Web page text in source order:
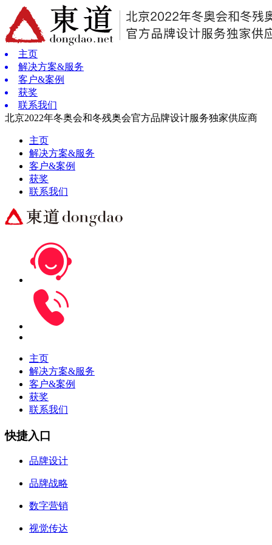
主页
解决方案&服务
客户&案例
获奖
联系我们
北京2022年冬奥会和冬残奥会官方品牌设计服务独家供应商
主页
解决方案&服务
客户&案例
获奖
联系我们
主页
解决方案&服务
客户&案例
获奖
联系我们
快捷入口
品牌设计
品牌战略
数字营销
视觉传达